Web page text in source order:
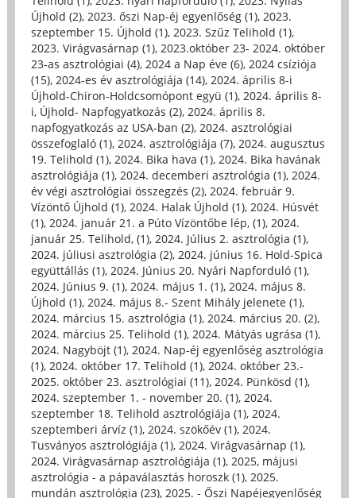
Újhold (2), 2023. őszi Nap-éj egyenlőség (1), 2023.
szeptember 15. Újhold (1), 2023. Szűz Telihold (1),
2023. Virágvasárnap (1), 2023.október 23- 2024. október
23-as asztrológiai (4), 2024 a Nap éve (6), 2024 csíziója
(15), 2024-es év asztrológiája (14), 2024. április 8-i
Újhold-Chiron-Holdcsomópont együ (1), 2024. április 8-
i, Újhold- Napfogyatkozás (2), 2024. április 8.
napfogyatkozás az USA-ban (2), 2024. asztrológiai
összefoglaló (1), 2024. asztrológiája (7), 2024. augusztus
19. Telihold (1), 2024. Bika hava (1), 2024. Bika havának
asztrológiája (1), 2024. decemberi asztrológia (1), 2024.
év végi asztrológiai összegzés (2), 2024. február 9.
Vízöntő Újhold (1), 2024. Halak Újhold (1), 2024. Húsvét
(1), 2024. január 21. a Púto Vízöntőbe lép, (1), 2024.
január 25. Telihold, (1), 2024. Július 2. asztrológia (1),
2024. júliusi asztrológia (2), 2024. június 16. Hold-Spica
együttállás (1), 2024. Június 20. Nyári Napforduló (1),
2024. Június 9. (1), 2024. május 1. (1), 2024. május 8.
Újhold (1), 2024. május 8.- Szent Mihály jelenete (1),
2024. március 15. asztrológia (1), 2024. március 20. (2),
2024. március 25. Telihold (1), 2024. Mátyás ugrása (1),
2024. Nagyböjt (1), 2024. Nap-éj egyenlőség asztrológia
(1), 2024. október 17. Telihold (1), 2024. október 23.-
2025. október 23. asztrológiai (11), 2024. Pünkösd (1),
2024. szeptember 1. - november 20. (1), 2024.
szeptember 18. Telihold asztrológiája (1), 2024.
szeptemberi árvíz (1), 2024. szökőév (1), 2024.
Tusványos asztrológiája (1), 2024. Virágvasárnap (1),
2024. Virágvasárnap asztrológiája (1), 2025, májusi
asztrológia - a pápaválasztás horoszk (1), 2025.
mundán asztrológia (23), 2025. - Őszi Napéjegyenlőség